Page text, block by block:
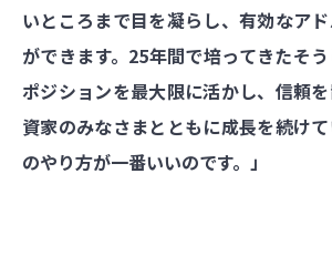
いところまで目を凝らし、有効なア
ができます。25年間で培ってきたそ
ポジションを最大限に活かし、信頼
資家のみなさまとともに成長を続け
のやり方が一番いいのです。」